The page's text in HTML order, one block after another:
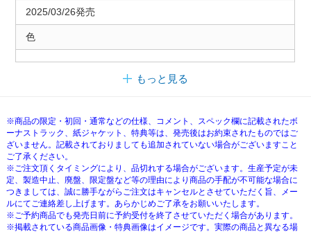
2025/03/26発売
色
もっと見る
※商品の限定・初回・通常などの仕様、コメント、スペック欄に記載されたボ
ーナストラック、紙ジャケット、特典等は、発売後はお約束されたものではご
ざいません。記載されておりましても追加されていない場合がございますこと
ご了承ください。
※ご注文頂くタイミングにより、品切れする場合がございます。生産予定が未
定、製造中止、廃盤、限定盤など等の理由により商品の手配が不可能な場合に
つきましては、誠に勝手ながらご注文はキャンセルとさせていただく旨、メー
ルにてご連絡差し上げます。あらかじめご了承をお願いいたします。
※ご予約商品でも発売日前に予約受付を終了させていただく場合があります。
※掲載されている商品画像・特典画像はイメージです。実際の商品と異なる場